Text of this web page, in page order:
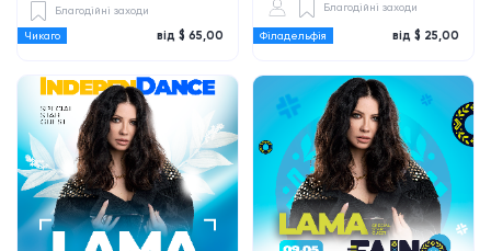
Благодійні заходи
Чикаго від $ 65,00
Благодійні заходи
Філадельфія від $ 25,00